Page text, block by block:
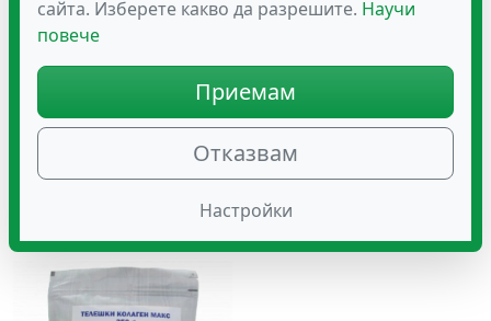
Полифеноли –
хранителна добавка с
полифеноли и витамин
C, 60 капсули
Оценено с
5.00
сайта. Изберете какво да разрешите. Научи
повече
Приемам
Отказвам
Настройки